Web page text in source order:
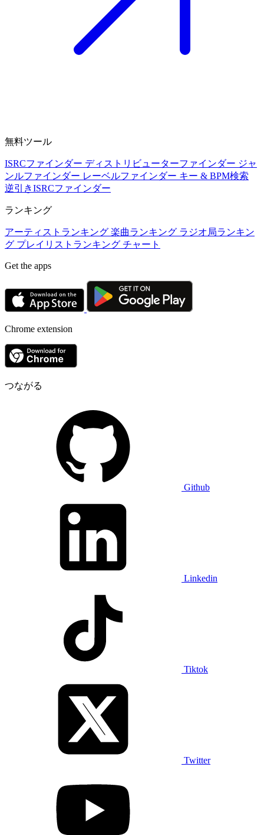
無料ツール
ISRCファインダー ディストリビューターファインダー ジャ
ンルファインダー レーベルファインダー キー & BPM検索
逆引きISRCファインダー
ランキング
アーティストランキング 楽曲ランキング ラジオ局ランキン
グ プレイリストランキング チャート
Get the apps
Chrome extension
つながる
Github
Linkedin
Tiktok
Twitter